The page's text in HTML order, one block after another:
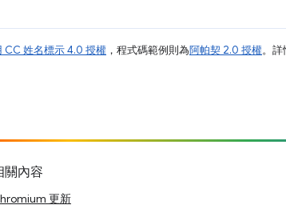
CC 姓名標示 4.0 授權 ，程式碼範例則為阿帕契 2.0 授權。詳
關內容
更新